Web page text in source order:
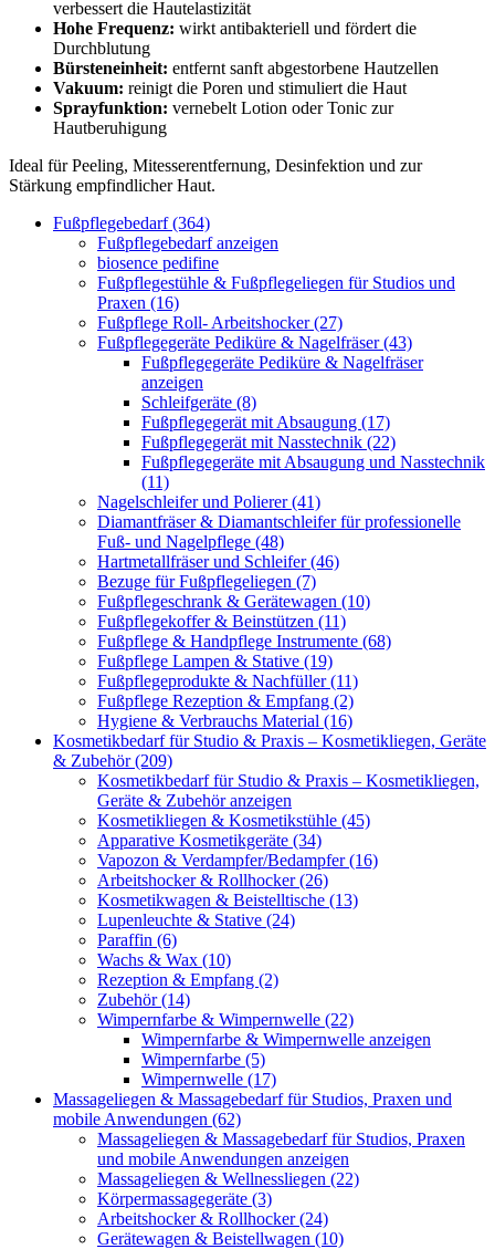
verbessert die Hautelastizität
Hohe Frequenz: wirkt antibakteriell und fördert die
Durchblutung
Bürsteneinheit: entfernt sanft abgestorbene Hautzellen
Vakuum: reinigt die Poren und stimuliert die Haut
Sprayfunktion: vernebelt Lotion oder Tonic zur
Hautberuhigung
Ideal für Peeling, Mitesserentfernung, Desinfektion und zur
Stärkung empfindlicher Haut.
Fußpflegebedarf (364)
Fußpflegebedarf anzeigen
biosence pedifine
Fußpflegestühle & Fußpflegeliegen für Studios und
Praxen (16)
Fußpflege Roll- Arbeitshocker (27)
Fußpflegegeräte Pediküre & Nagelfräser (43)
Fußpflegegeräte Pediküre & Nagelfräser
anzeigen
Schleifgeräte (8)
Fußpflegegerät mit Absaugung (17)
Fußpflegegerät mit Nasstechnik (22)
Fußpflegegeräte mit Absaugung und Nasstechnik
(11)
Nagelschleifer und Polierer (41)
Diamantfräser & Diamantschleifer für professionelle
Fuß- und Nagelpflege (48)
Hartmetallfräser und Schleifer (46)
Bezuge für Fußpflegeliegen (7)
Fußpflegeschrank & Gerätewagen (10)
Fußpflegekoffer & Beinstützen (11)
Fußpflege & Handpflege Instrumente (68)
Fußpflege Lampen & Stative (19)
Fußpflegeprodukte & Nachfüller (11)
Fußpflege Rezeption & Empfang (2)
Hygiene & Verbrauchs Material (16)
Kosmetikbedarf für Studio & Praxis – Kosmetikliegen, Geräte
& Zubehör (209)
Kosmetikbedarf für Studio & Praxis – Kosmetikliegen,
Geräte & Zubehör anzeigen
Kosmetikliegen & Kosmetikstühle (45)
Apparative Kosmetikgeräte (34)
Vapozon & Verdampfer/Bedampfer (16)
Arbeitshocker & Rollhocker (26)
Kosmetikwagen & Beistelltische (13)
Lupenleuchte & Stative (24)
Paraffin (6)
Wachs & Wax (10)
Rezeption & Empfang (2)
Zubehör (14)
Wimpernfarbe & Wimpernwelle (22)
Wimpernfarbe & Wimpernwelle anzeigen
Wimpernfarbe (5)
Wimpernwelle (17)
Massageliegen & Massagebedarf für Studios, Praxen und
mobile Anwendungen (62)
Massageliegen & Massagebedarf für Studios, Praxen
und mobile Anwendungen anzeigen
Massageliegen & Wellnessliegen (22)
Körpermassagegeräte (3)
Arbeitshocker & Rollhocker (24)
Gerätewagen & Beistellwagen (10)